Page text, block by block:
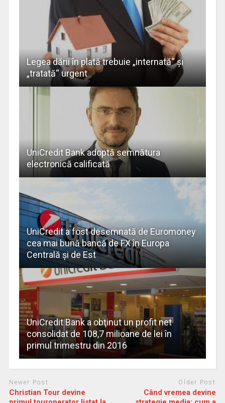
Legea dării în plată trebuie „internată“ şi
„tratată“ urgent
UniCredit Bank adoptă semnătura
electronică calificată
UniCredit a fost desemnată de Euromoney
cea mai bună bancă de FX în Europa
Centrală și de Est
UniCredit Bank a obţinut un profit net
consolidat de 108,7 milioane de lei în
primul trimestru din 2016
Newer Post
Christian Tour devine
Older Post
Când vremea devine